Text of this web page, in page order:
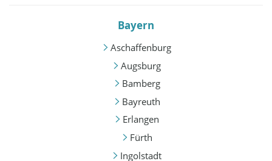
Bayern
Aschaffenburg
Augsburg
Bamberg
Bayreuth
Erlangen
Fürth
Ingolstadt